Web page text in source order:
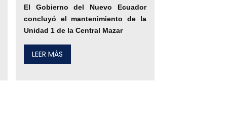
El Gobierno del Nuevo Ecuador
concluyó el mantenimiento de la
Unidad 1 de la Central Mazar
LEER MÁS